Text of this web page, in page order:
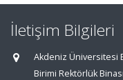
İletişim Bilgileri
Akdeniz Üniversitesi
Birimi Rektörlük